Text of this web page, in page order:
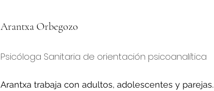
Arantxa Orbegozo
Psicóloga Sanitaria de orientación psicoanalítica
Arantxa trabaja con adultos, adolescentes y parejas.